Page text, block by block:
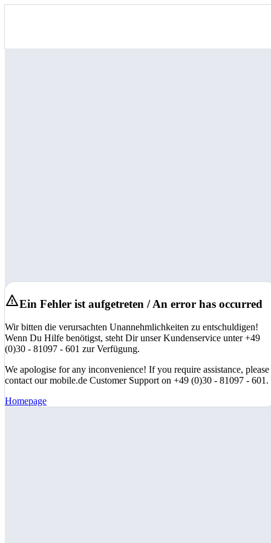
Ein Fehler ist aufgetreten / An error has occurred
Wir bitten die verursachten Unannehmlichkeiten zu entschuldigen!
Wenn Du Hilfe benötigst, steht Dir unser Kundenservice unter +49
(0)30 - 81097 - 601 zur Verfügung.
We apologise for any inconvenience! If you require assistance, please
contact our mobile.de Customer Support on +49 (0)30 - 81097 - 601.
Homepage